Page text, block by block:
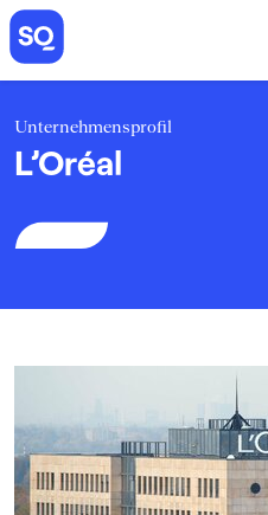
Unternehmensprofil
L’Oréal